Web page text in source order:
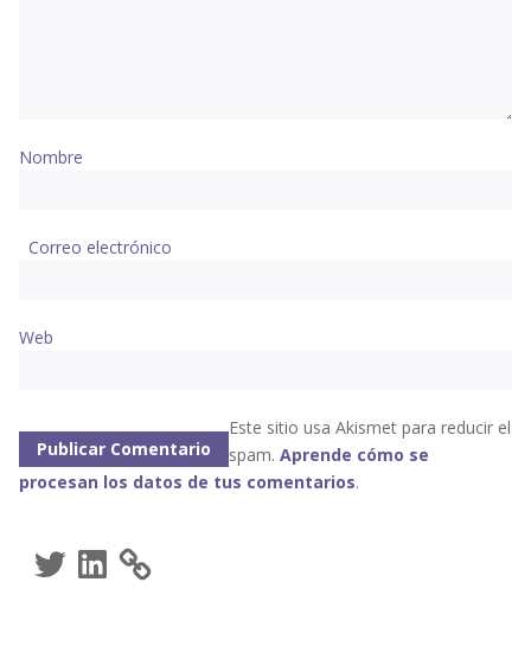
Nombre
Correo electrónico
Web
Este sitio usa Akismet para reducir el
spam. Aprende cómo se
procesan los datos de tus comentarios.
TwitterLinkedIn